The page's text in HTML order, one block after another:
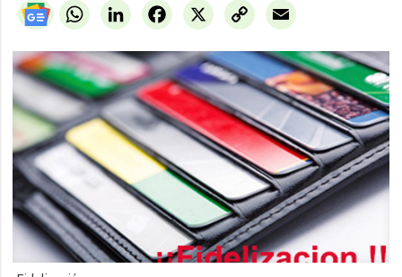
WhatsAppLinkedIn X
Facebook
Copy
Link
Email